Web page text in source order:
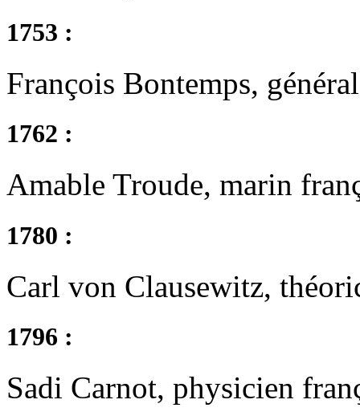
1753 :
François Bontemps,
1762 :
Amable Troude, marin
1780 :
Carl von Clausewitz,
1796 :
Sadi Carnot, physicien